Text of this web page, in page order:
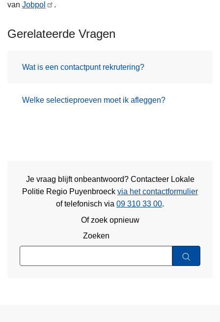
van Jobpol .
Gerelateerde Vragen
Wat is een contactpunt rekrutering?
Welke selectieproeven moet ik afleggen?
Je vraag blijft onbeantwoord? Contacteer Lokale
Politie Regio Puyenbroeck via het contactformulier
oftelefonisch via 09 310 33 00.
Of zoek opnieuw
Zoeken